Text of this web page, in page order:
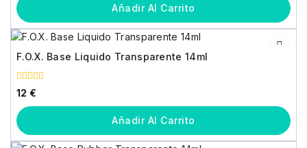
5
Añadir Al Carrito
F.O.X. Base Liquido Transparente 14ml
0
fuera
de
5
12 €
Añadir Al Carrito